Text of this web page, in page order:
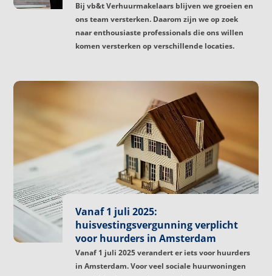
Bij vb&t Verhuurmakelaars blijven we groeien en
ons team versterken. Daarom zijn we op zoek
naar enthousiaste professionals die ons willen
komen versterken op verschillende locaties.
Vanaf 1 juli 2025:
huisvestingsvergunning verplicht
voor huurders in Amsterdam
Vanaf 1 juli 2025 verandert er iets voor huurders
in Amsterdam. Voor veel sociale huurwoningen